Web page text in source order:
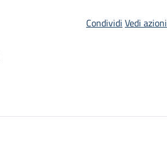
Condividi Vedi azioni